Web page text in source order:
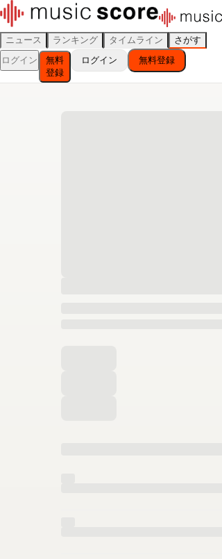
ニュース ランキング タイムライン
さがす
ログイン
無料
登録
ログイン 無料登録